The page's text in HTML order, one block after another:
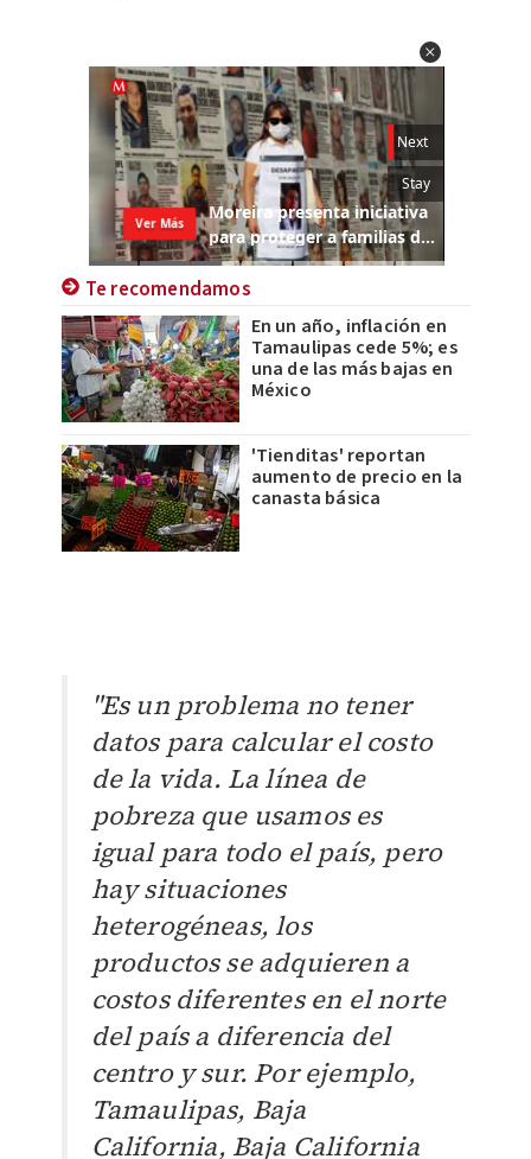
Te recomendamos
En un año, inflación en
Tamaulipas cede 5%; es
una de las más bajas en
México
'Tienditas' reportan
aumento de precio en la
canasta básica
"Es un problema no tener
datos para calcular el costo
de la vida. La línea de
pobreza que usamos es
igual para todo el país, pero
hay situaciones
heterogéneas, los
productos se adquieren a
costos diferentes en el norte
del país a diferencia del
centro y sur. Por ejemplo,
Tamaulipas, Baja
California, Baja California